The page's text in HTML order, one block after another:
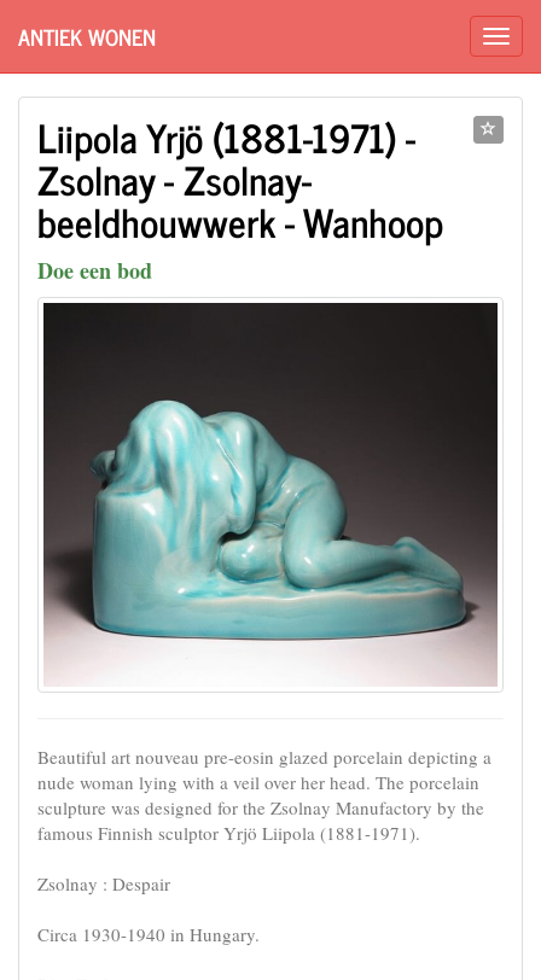
ANTIEK WONEN
Liipola Yrjö (1881-1971) -
Zsolnay - Zsolnay-
beeldhouwwerk - Wanhoop
Doe een bod
Beautiful art nouveau pre-eosin glazed porcelain depicting a
nude woman lying with a veil over her head. The porcelain
sculpture was designed for the Zsolnay Manufactory by the
famous Finnish sculptor Yrjö Liipola (1881-1971).
Zsolnay : Despair
Circa 1930-1940 in Hungary.